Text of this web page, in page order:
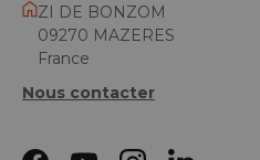
ZI DE BONZOM
09270 MAZERES
France
Nous contacter